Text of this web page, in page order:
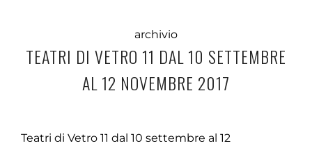
archivio
TEATRI DI VETRO 11 DAL 10 SETTEMBRE
AL 12 NOVEMBRE 2017
Teatri di Vetro 11 dal 10 settembre al 12